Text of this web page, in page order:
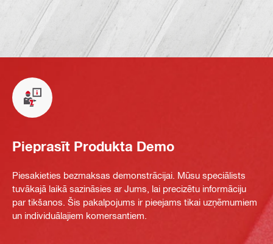
Pieprasīt Produkta Demo
Piesakieties bezmaksas demonstrācijai. Mūsu speciālists
tuvākajā laikā sazināsies ar Jums, lai precizētu informāciju
par tikšanos. Šis pakalpojums ir pieejams tikai uzņēmumiem
un individuālajiem komersantiem.